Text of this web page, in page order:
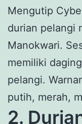
Mengutip
durian pelangi
Manokwari.
memiliki
pelangi.
putih, merah,
2.